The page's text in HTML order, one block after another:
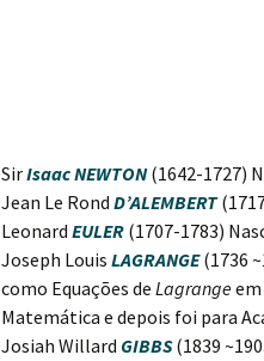
SirIsaac NEWTON(1642-1727)
Jean Le Rond D’ALEMBERT
Leonard EULER (1707-1783)
Joseph Louis LAGRANGE (1736
como Equações de Lagrangeem
Matemática e depois foi para
Josiah Willard GIBBS (1839